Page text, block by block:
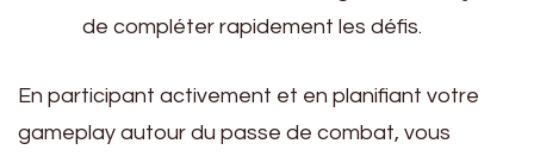
de compléter rapidement les défis.
En participant activement et en planifiant votre
gameplay autour du passe de combat, vous